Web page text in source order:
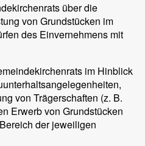
über die
von Grundstücken im
des Einvernehmens mit
im Hinblick
von Trägerschaften (z. B.
Erwerb von Grundstücken
der jeweiligen